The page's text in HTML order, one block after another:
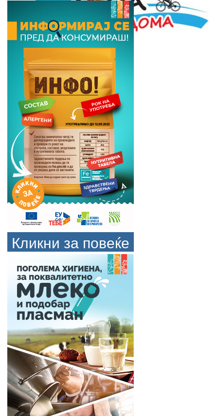
Кликни за повеќе